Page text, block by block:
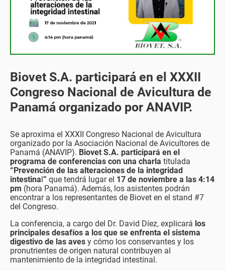
Biovet S.A. participará en el XXXII
Congreso Nacional de Avicultura de
Panamá organizado por ANAVIP.
Se aproxima el XXXII Congreso Nacional de Avicultura
organizado por la Asociación Nacional de Avicultores de
Panamá (ANAVIP). Biovet S.A. participará en el
programa de conferencias con una charla titulada
“Prevención de las alteraciones de la integridad
intestinal” que tendrá lugar el 17 de noviembre a las 4:14
pm (hora Panamá). Además, los asistentes podrán
encontrar a los representantes de Biovet en el stand #7
del Congreso.
La conferencia, a cargo del Dr. David Díez, explicará los
principales desafíos a los que se enfrenta el sistema
digestivo de las aves y cómo los conservantes y los
pronutrientes de origen natural contribuyen al
mantenimiento de la integridad intestinal.